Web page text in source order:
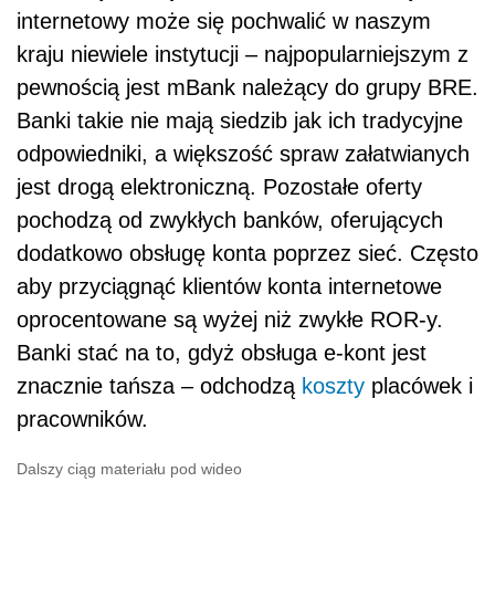
internetowy może się pochwalić w naszym
kraju niewiele instytucji – najpopularniejszym z
pewnością jest mBank należący do grupy BRE.
Banki takie nie mają siedzib jak ich tradycyjne
odpowiedniki, a większość spraw załatwianych
jest drogą elektroniczną. Pozostałe oferty
pochodzą od zwykłych banków, oferujących
dodatkowo obsługę konta poprzez sieć. Często
aby przyciągnąć klientów konta internetowe
oprocentowane są wyżej niż zwykłe ROR-y.
Banki stać na to, gdyż obsługa e-kont jest
znacznie tańsza – odchodzą koszty placówek i
pracowników.
Dalszy ciąg materiału pod wideo